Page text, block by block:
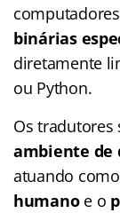
binárias
diretamente
ou Python.
Os
ambiente de
atuando
humanoe o